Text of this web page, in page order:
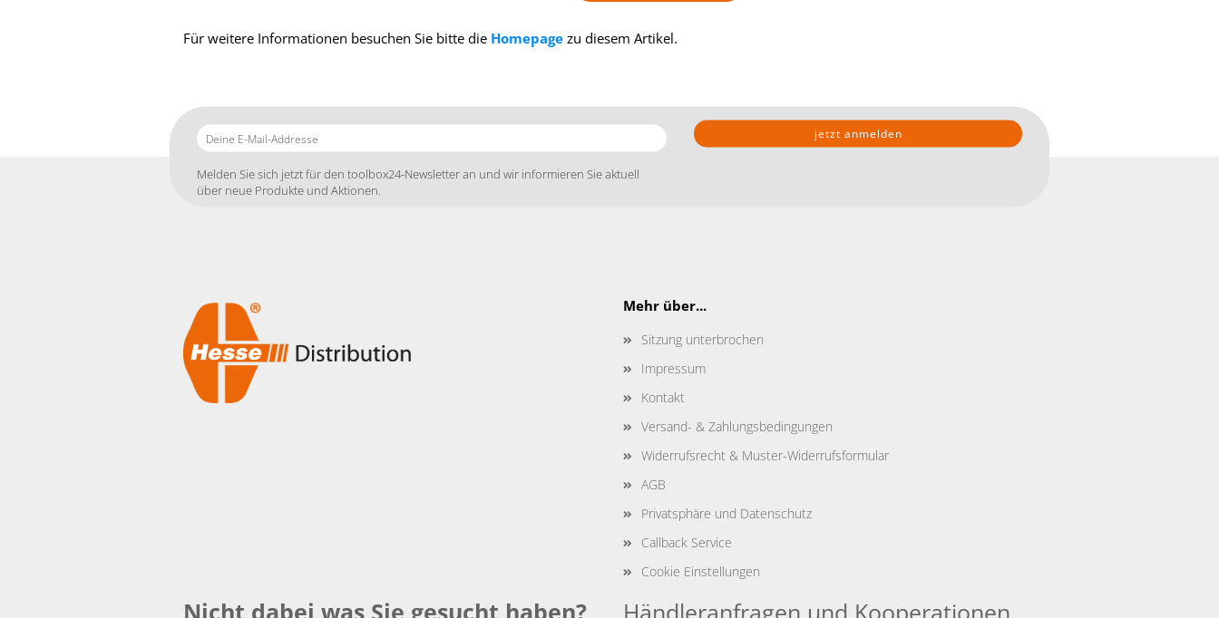
Für weitere Informationen besuchen Sie bitte die Homepage zu diesem Artikel.
Deine
E-
Addresse
Melden Sie sich jetzt für den toolbox24-Newsletter an und wir informieren Sie aktuell
über neue Produkte und Aktionen.
Mehr über...
Sitzung unterbrochen
Impressum
Kontakt
Versand- & Zahlungsbedingungen
Widerrufsrecht & Muster-Widerrufsformular
AGB
Privatsphäre und Datenschutz
Callback Service
Cookie Einstellungen
Nicht dabei was Sie gesucht haben? Händleranfragen und Kooperationen